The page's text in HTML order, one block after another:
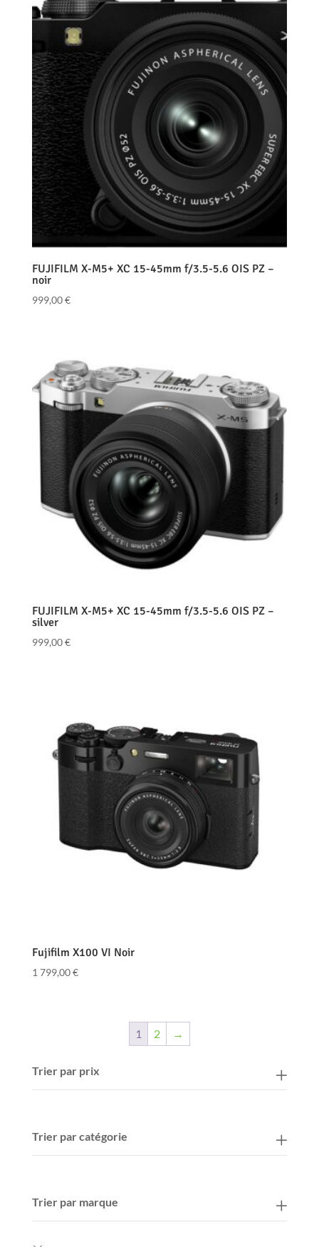
FUJIFILM X-M5+ XC 15-45mm f/3.5-5.6 OIS PZ –
noir
999,00€
FUJIFILM X-M5+ XC 15-45mm f/3.5-5.6 OIS PZ –
silver
999,00€
Fujifilm X100 VI Noir
1 799,00€
1 2 →
Trier par prix
Trier par catégorie
Trier par marque